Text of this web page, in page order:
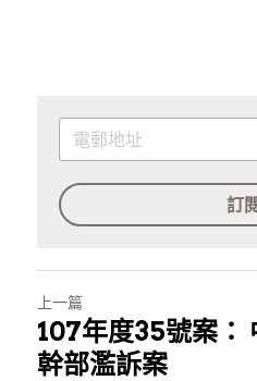
訂
上一篇
107年度35號案：
幹部濫訴案